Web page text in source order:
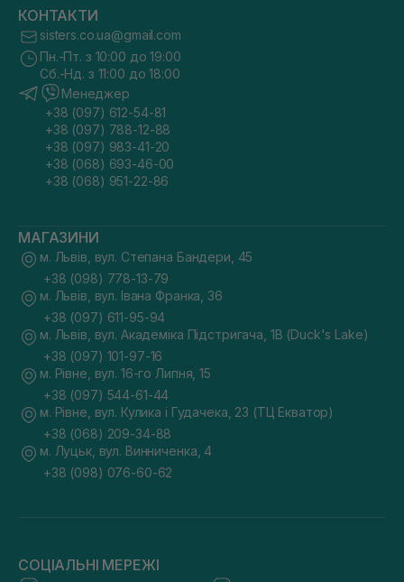
КОНТАКТИ
sisters.co.ua@gmail.com
Пн.-Пт. з 10:00 до 19:00
Сб.-Нд. з 11:00 до 18:00
Менеджер
+38 (097) 612-54-81
+38 (097) 788-12-88
+38 (097) 983-41-20
+38 (068) 693-46-00
+38 (068) 951-22-86
МАГАЗИНИ
м. Львів, вул. Степана Бандери, 45
+38 (098) 778-13-79
м. Львів, вул. Івана Франка, 36
+38 (097) 611-95-94
м. Львів, вул. Академіка Підстригача, 1В (Duck's Lake)
+38 (097) 101-97-16
м. Рівне, вул. 16-го Липня, 15
+38 (097) 544-61-44
м. Рівне, вул. Кулика і Гудачека, 23 (ТЦ Екватор)
+38 (068) 209-34-88
м. Луцьк, вул. Винниченка, 4
+38 (098) 076-60-62
СОЦІАЛЬНІ МЕРЕЖІ